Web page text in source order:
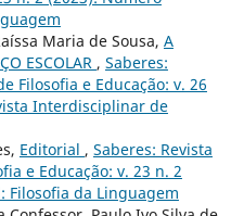
Maria de Sousa, A
ESCOLAR , Saberes:
Filosofia e Educação: v. 26
Interdisciplinar de
Editorial , Saberes: Revista
e Educação: v. 23 n. 2
Filosofia da Linguagem